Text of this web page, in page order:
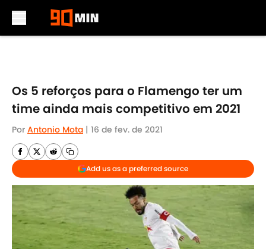
Os 5 reforços para o Flamengo ter um
time ainda mais competitivo em 2021
Por Antonio Mota | 16 de fev. de 2021
Add us as a preferred source